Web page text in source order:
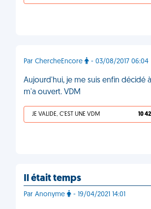
Par ChercheEncore - 03/08/2017 06:04
Aujourd'hui, je me suis enfin décidé
m'a ouvert. VDM
JE VALIDE, C'EST UNE VDM 10
Il était temps
Par Anonyme - 19/04/2021 14:01